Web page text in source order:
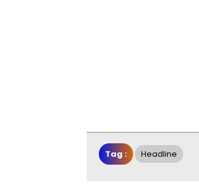
Tag : Headline